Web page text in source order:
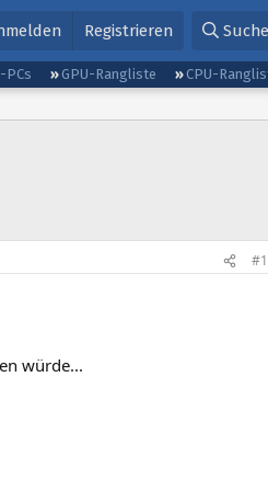
Registrieren Suche
PCs GPU-Rangliste CPU-
#1
würde...